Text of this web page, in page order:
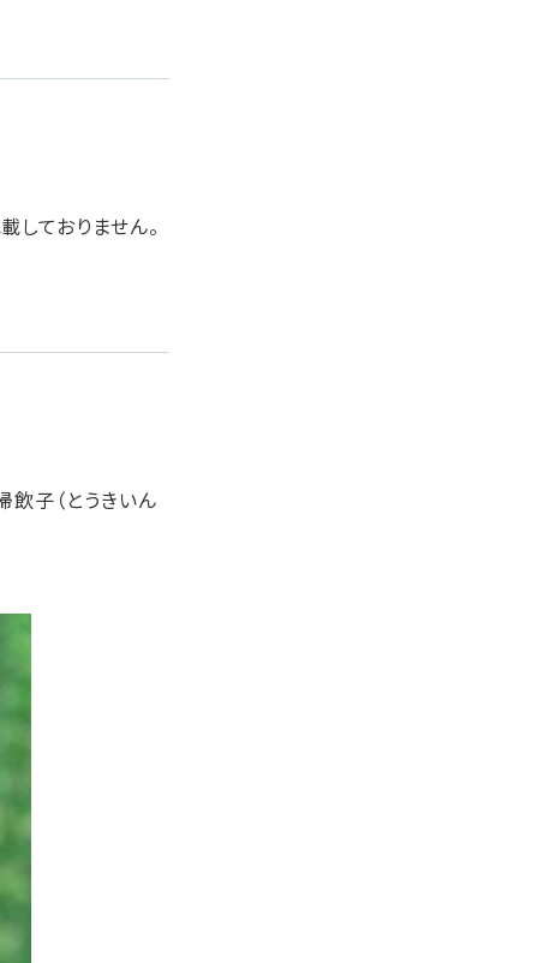
しておりません。
飲子（とうきいん